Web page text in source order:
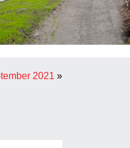
2021 »